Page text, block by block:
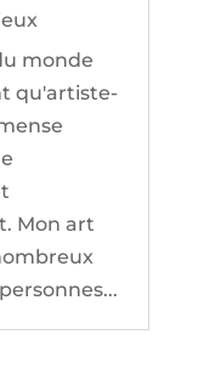
monde
qu'artiste-
Mon art